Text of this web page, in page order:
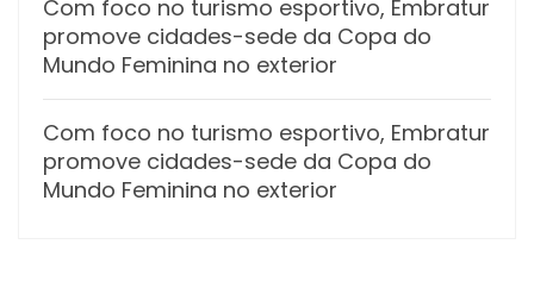
Com foco no turismo esportivo, Embratur
promove cidades-sede da Copa do
Mundo Feminina no exterior
Com foco no turismo esportivo, Embratur
promove cidades-sede da Copa do
Mundo Feminina no exterior